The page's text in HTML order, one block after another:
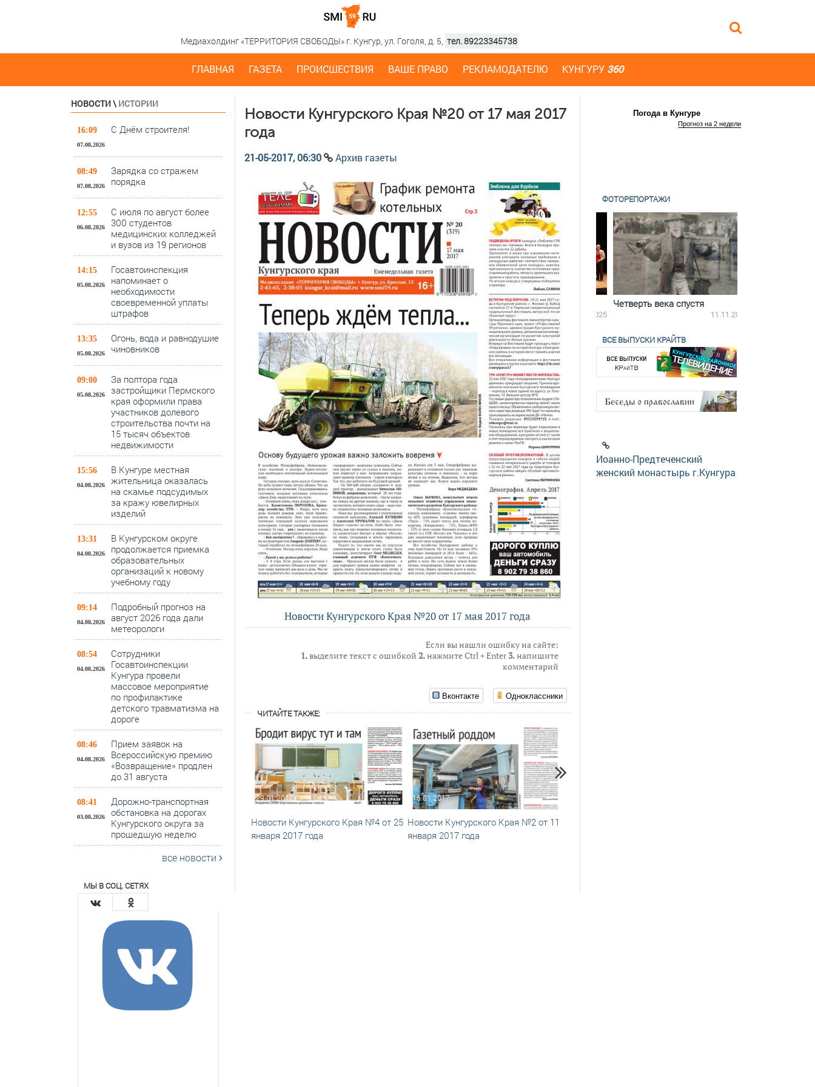
Медиахолдинг «ТЕРРИТОРИЯ СВОБОДЫ» г. Кунгур, ул. Гоголя, д. 5, тел. 89223345738
ГЛАВНАЯ ГАЗЕТА ПРОИСШЕСТВИЯ ВАШЕ ПРАВО РЕКЛАМОДАТЕЛЮ КУНГУРУ 360
НОВОСТИ\ ИСТОРИИ
16:09
07.08.2026
С Днём строителя!
08:49
07.08.2026
Зарядка со стражем
порядка
12:55
06.08.2026
С июля по август более
300 студентов
медицинских колледжей
и вузов из 19 регионов
14:15
05.08.2026
Госавтоинспекция
напоминает о
необходимости
своевременной уплаты
штрафов
13:35
05.08.2026
Огонь, вода и равнодушие
чиновников
09:00
05.08.2026
За полтора года
застройщики Пермского
края оформили права
участников долевого
строительства почти на
15 тысяч объектов
недвижимости
15:56
04.08.2026
В Кунгуре местная
жительница оказалась
на скамье подсудимых
за кражу ювелирных
изделий
13:31
04.08.2026
В Кунгурском округе
продолжается приемка
образовательных
организаций к новому
учебному году
09:14
04.08.2026
Подробный прогноз на
август 2026 года дали
метеорологи
08:54
04.08.2026
Сотрудники
Госавтоинспекции
Кунгура провели
массовое мероприятие
по профилактике
детского травматизма на
дороге
08:46
04.08.2026
Прием заявок на
Всероссийскую премию
«Возвращение» продлен
до 31 августа
08:41
03.08.2026
Дорожно-транспортная
обстановка на дорогах
Кунгурского округа за
прошедшую неделю
все новости
МЫ В СОЦ. СЕТЯХ
Новости Кунгурского Края №20 от 17 мая 2017
года
21-05-2017, 06:30 Архив газеты
Новости Кунгурского Края №20 от 17 мая 2017 года
Если вы нашли ошибку на сайте:
1.выделите текст с ошибкой 2.нажмите Ctrl + Enter3.напишите
комментарий
Вконтакте Одноклассники
ЧИТАЙТЕ ТАКЖЕ:
29.01.2017
Новости Кунгурского Края №4 от 25
января 2017 года
16.01.2017
Новости Кунгурского Края №2 от 11
января 2017 года
Погода в Кунгуре
Прогноз на 2 недели
ФОТОРЕПОРТАЖИ
По итогам первой пятилетки
18.12.2025
Четверть века спустя
11.11.2025
ВСЕ ВЫПУСКИ КРАЙТВ
Иоанно-Предтеченский
женский монастырь г.Кунгура